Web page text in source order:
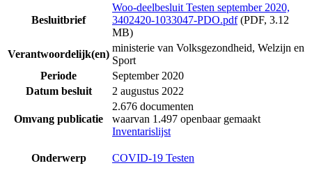
Besluitbrief
Woo-deelbesluit Testen september 2020,
3402420-1033047-PDO.pdf(PDF, 3.12
MB)
Verantwoordelijk(en)
ministerie van Volksgezondheid, Welzijn en
Sport
Periode
September 2020
Datum besluit
2 augustus 2022
Omvang publicatie
2.676 documenten
waarvan 1.497 openbaar gemaakt
Inventarislijst
Onderwerp COVID-19 Testen